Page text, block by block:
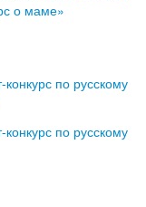
о маме»
по русскому
по русскому